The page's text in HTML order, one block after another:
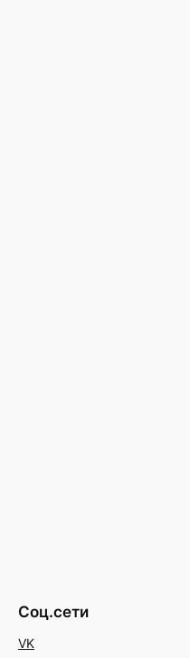
Соц.сети
VK